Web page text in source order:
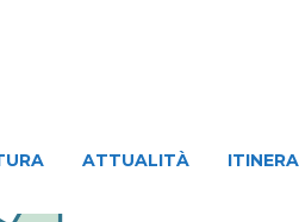
ATTUALITÀ